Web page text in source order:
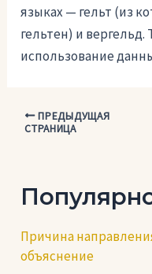
языках — гельт (из
гельтен) и
использование
Навигация
ПРЕДЫДУЩАЯ
СТРАНИЦА
Причина
объяснение